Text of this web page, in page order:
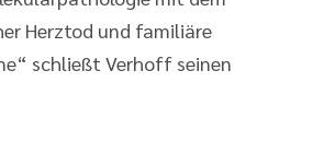
Herztod und familiäre
schließt Verhoff seinen